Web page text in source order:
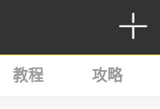
教程 攻略